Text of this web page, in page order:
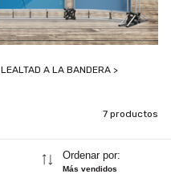
LEALTAD A LA BANDERA >
7 productos
Ordenar por:
Más vendidos